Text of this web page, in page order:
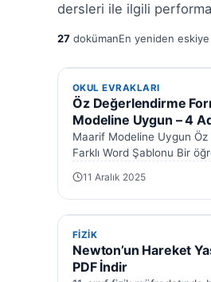
dersleri ile ilgili
27 dokümanEn yeniden eskiye
OKUL EVRAKLARI
OKUL EVRAKLARI
Öz Değerlendirme
Modeline Uygun – 4
Maarif Modeline Uygun
Farklı Word Şablonu Bir
11 Aralık 2025
FIZIK
FIZIK
Newton’un Hareket
PDF İndir